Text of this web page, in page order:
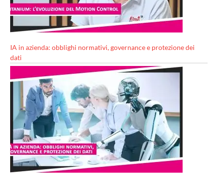
IA in azienda: obblighi normativi, governance e protezione dei
dati